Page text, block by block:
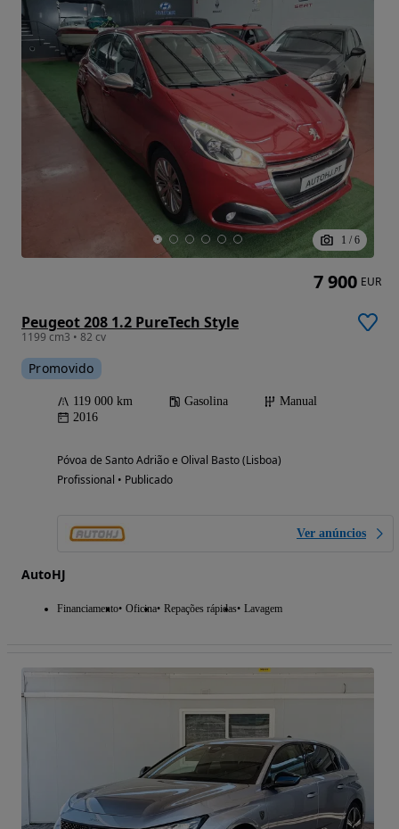
1 / 6
Peugeot 208 1.2 PureTech Style
1199 cm3 • 82 cv
Promovido
119 000 km Gasolina
Manual
2016
Póvoa de Santo Adrião e Olival Basto (Lisboa)
Profissional • Publicado
Ver anúncios
AutoHJ
Financiamento Oficina Repações rápidas Lavagem
7 900 EUR